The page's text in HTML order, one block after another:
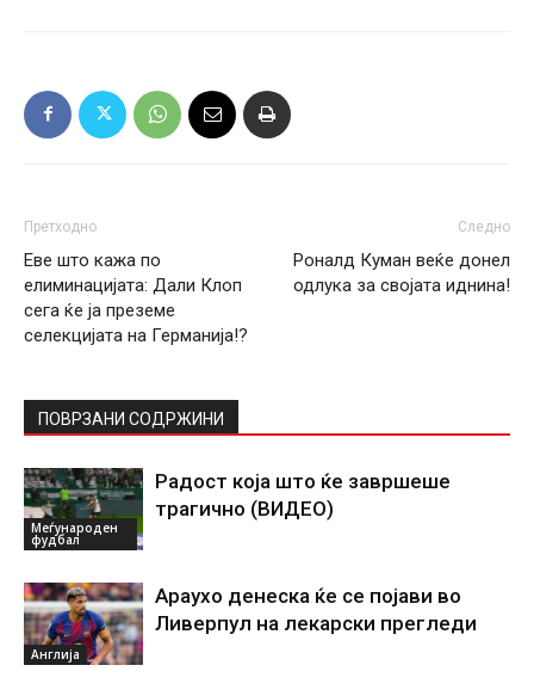
Претходно
Еве што кажа по
елиминацијата: Дали Клоп
сега ќе ја преземе
селекцијата на Германија!?
Следно
Роналд Куман веќе донел
одлука за својата иднина!
ПОВРЗАНИ СОДРЖИНИ
Меѓународен
фудбал
Радост која што ќе завршеше
трагично (ВИДЕО)
Англија
Араухо денеска ќе се појави во
Ливерпул на лекарски прегледи